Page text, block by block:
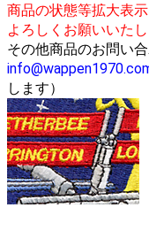
商品の状態等拡大表
よろしくお願いいたし
その他商品のお問い
します）